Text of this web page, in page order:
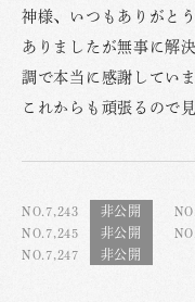
神様、いつもありがと
ありましたが無事に解
調で本当に感謝してい
これからも頑張るので
NO.7,243
NO.7,245
NO.7,247